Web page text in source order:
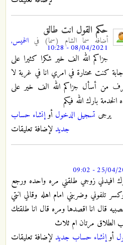
حكم القول انت طالق
أضافه سما الشام (سما) في الخميس,
08/04/2021 - 10:28
جزاكم الله الف خير شكرا كثيرا على
كنت محتارة في امري انا في غربة لا
من أسأل جزاكم الله الف خير على
الخدمة بارك الله فيكم
يرجى تسجيل الدخول أوإنشاء حساب
جديد لإضافة تعليقات
افيدني زوجي طلقني مره واحده ورجع
تلفوني وضربني امام اهله وقالي انتي
قال انا اقصدها ومره قال انا طلقتك
الطلاق مرتان ام ثلاث
أوإنشاء حساب جديد لإضافة تعليقات